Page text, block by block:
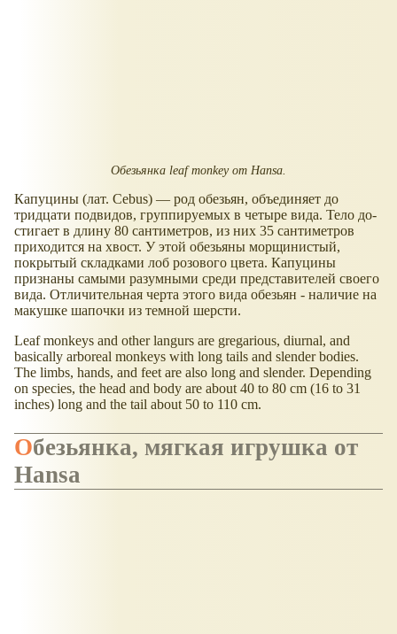
Обезьянка leaf monkey от Hansa.
Капуцины (лат. Cebus) — род обезьян, объединяет до
тридцати подвидов, группируемых в четыре вида. Тело до­
стигает в длину 80 сантиметров, из них 35 сан­тиметров
приходится на хвост. У этой обезья­ны морщинистый,
покрытый складками лоб розового цвета. Капуцины
признаны самыми разумными среди представителей своего
вида. Отличительная черта этого вида обезьян - наличие на
макушке шапочки из темной шерсти.
Leaf monkeys and other langurs are gregarious, diurnal, and
basically arboreal monkeys with long tails and slender bodies.
The limbs, hands, and feet are also long and slender. Depending
on species, the head and body are about 40 to 80 cm (16 to 31
inches) long and the tail about 50 to 110 cm.
Обезьянка, мягкая игрушка от
Hansa